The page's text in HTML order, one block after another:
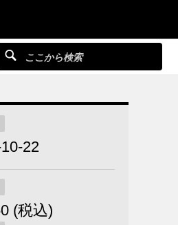
22
(税込)